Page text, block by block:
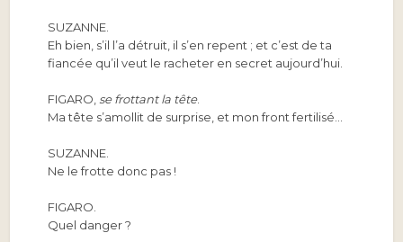
SUZANNE.
Eh bien, s’il l’a détruit, il s’en repent ; et c’est de ta
fiancée qu’il veut le racheter en secret aujourd’hui.
FIGARO, se frottant la tête.
Ma tête s’amollit de surprise, et mon front fertilisé…
SUZANNE.
Ne le frotte donc pas !
FIGARO.
Quel danger ?